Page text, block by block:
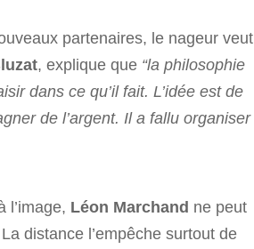
partenaires, le nageur veut
, explique que “la philosophie
dans ce qu’il fait. L’idée est de
de l’argent. Il a fallu organiser
l’image, Léon Marchand ne peut
distance l’empêche surtout de